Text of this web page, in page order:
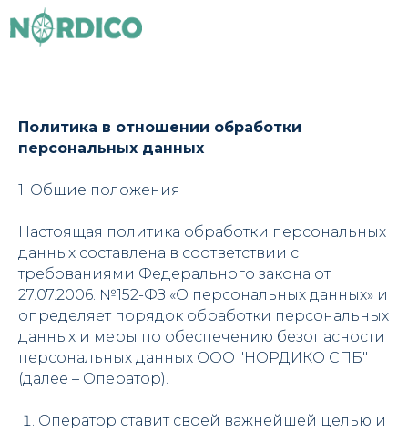
Политика в отношении обработки
персональных данных
1. Общие положения
Настоящая политика обработки персональных
данных составлена в соответствии с
требованиями Федерального закона от
27.07.2006. №152-ФЗ «О персональных данных» и
определяет порядок обработки персональных
данных и меры по обеспечению безопасности
персональных данных ООО "НОРДИКО СПБ"
(далее – Оператор).
Оператор ставит своей важнейшей целью и